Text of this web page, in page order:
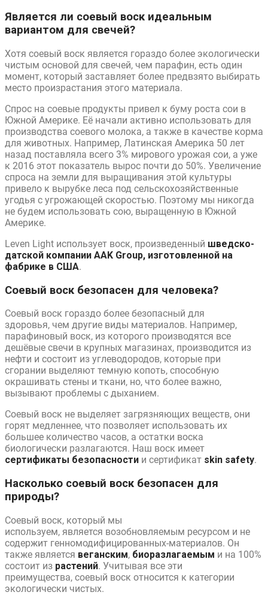
Является ли соевый воск идеальным
вариантом для свечей?
Хотя соевый воск является гораздо более экологически
чистым основой для свечей, чем парафин, есть один
момент, который заставляет более предвзято выбирать
место произрастания этого материала.
Спрос на соевые продукты привел к буму роста сои в
Южной Америке. Её начали активно использовать для
производства соевого молока, а также в качестве корма
для животных. Например, Латинская Америка 50 лет
назад поставляла всего 3% мирового урожая сои, а уже
к 2016 этот показатель вырос почти до 50%. Увеличение
спроса на земли для выращивания этой культуры
привело к вырубке леса под сельскохозяйственные
угодья с угрожающей скоростью. Поэтому мы никогда
не будем использовать сою, выращенную в Южной
Америке.
Leven Light использует воск, произведенный шведско-
датской компании AAK Group, изготовленной на
фабрике в США.
Соевый воск безопасен для человека?
Соевый воск гораздо более безопасный для
здоровья, чем другие виды материалов. Например,
парафиновый воск, из которого производятся все
дешёвые свечи в крупных магазинах, производится из
нефти и состоит из углеводородов, которые при
сгорании выделяют темную копоть, способную
окрашивать стены и ткани, но, что более важно,
вызывают проблемы с дыханием.
Соевый воск не выделяет загрязняющих веществ, они
горят медленнее, что позволяет использовать их
большее количество часов, а остатки воска
биологически разлагаются. Наш воск имеет
сертификаты безопасности и сертификат skin safety.
Насколько соевый воск безопасен для
природы?
Соевый воск, который мы
используем, является возобновляемым ресурсом и не
содержит генномодифицированных-материалов. Он
также является веганским, биоразлагаемым и на 100%
состоит из растений. Учитывая все эти
преимущества, соевый воск относится к категории
экологически чистых.